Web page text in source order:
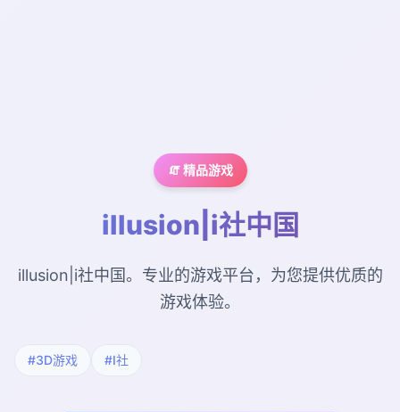
🧯 精品游戏
illusion|i社中国
illusion|i社中国。专业的游戏平台，为您提供优质的
游戏体验。
#3D游戏 #I社